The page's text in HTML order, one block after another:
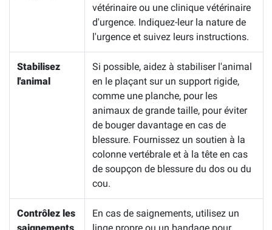
vétérinaire ou une clinique vétérinaire
d'urgence. Indiquez-leur la nature de
l'urgence et suivez leurs instructions.
Stabilisez
l'animal
Si possible, aidez à stabiliser l'animal
en le plaçant sur un support rigide,
comme une planche, pour les
animaux de grande taille, pour éviter
de bouger davantage en cas de
blessure. Fournissez un soutien à la
colonne vertébrale et à la tête en cas
de soupçon de blessure du dos ou du
cou.
Contrôlez les
En cas de saignements, utilisez un